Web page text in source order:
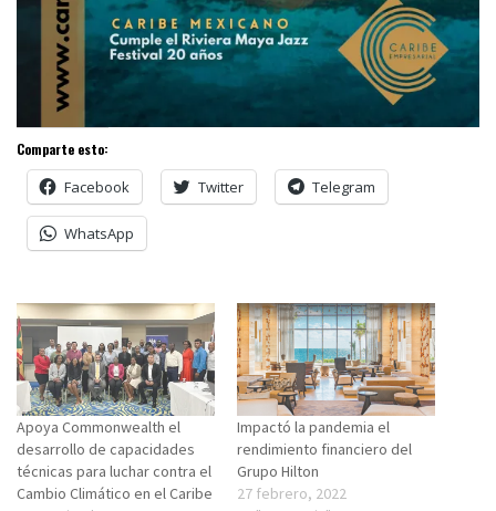
Comparte esto:
Facebook Twitter Telegram
WhatsApp
Apoya Commonwealth el
desarrollo de capacidades
técnicas para luchar contra el
Cambio Climático en el Caribe
Impactó la pandemia el
rendimiento financiero del
Grupo Hilton
27 febrero, 2022